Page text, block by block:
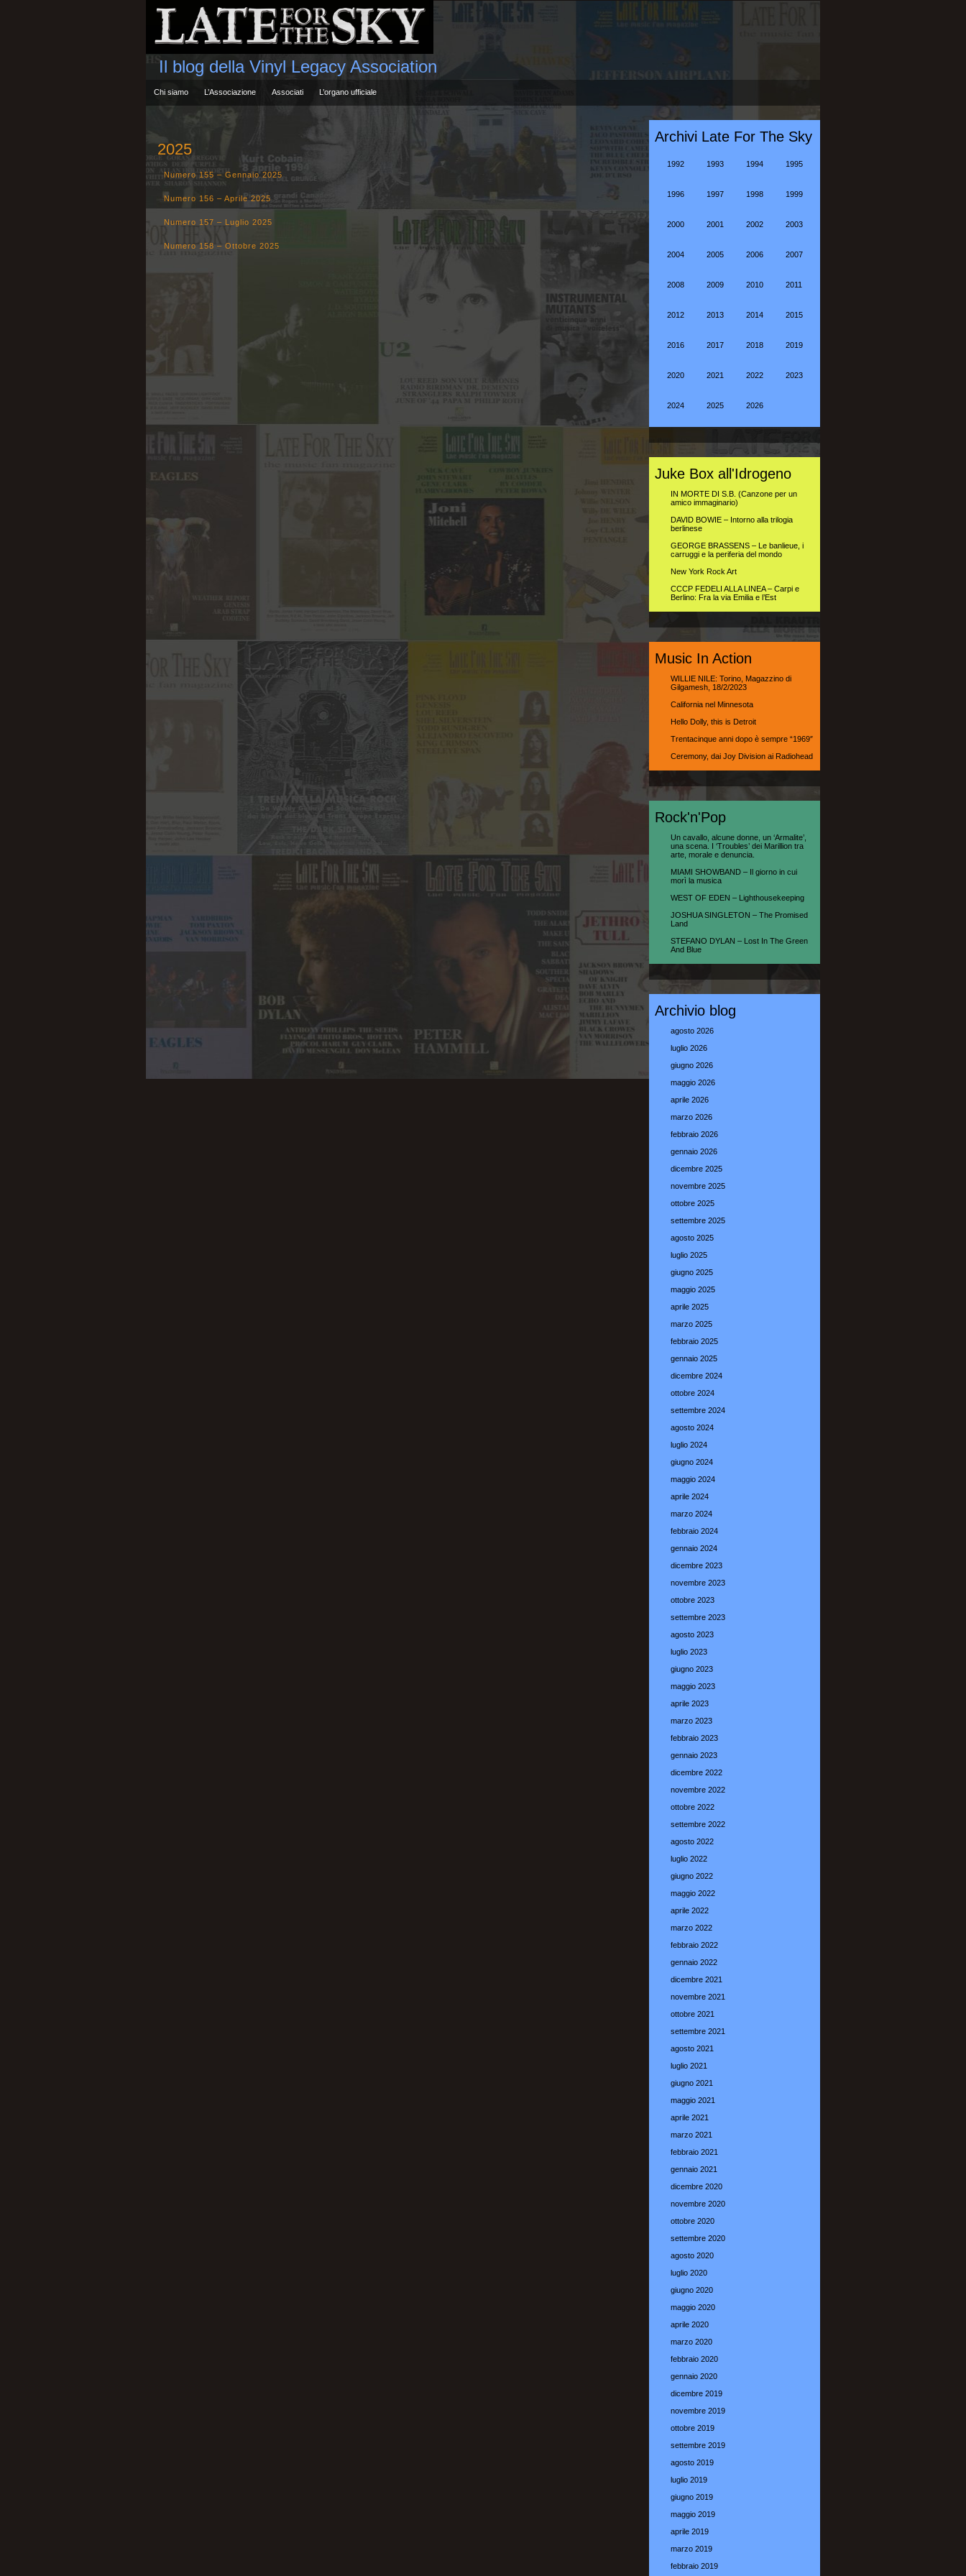
Il blog della Vinyl Legacy Association
Chi siamo L’Associazione Associati L’organo ufficiale
2025
Numero 155 – Gennaio 2025
Numero 156 – Aprile 2025
Numero 157 – Luglio 2025
Numero 158 – Ottobre 2025
Archivi Late For The Sky
1992 1993 1994 1995
1996 1997 1998 1999
2000 2001 2002 2003
2004 2005 2006 2007
2008 2009 2010 2011
2012 2013 2014 2015
2016 2017 2018 2019
2020 2021 2022 2023
2024 2025 2026
Juke Box all'Idrogeno
IN MORTE DI S.B. (Canzone per un
amico immaginario)
DAVID BOWIE – Intorno alla trilogia
berlinese
GEORGE BRASSENS – Le banlieue, i
carruggi e la periferia del mondo
New York Rock Art
CCCP FEDELI ALLA LINEA – Carpi e
Berlino: Fra la via Emilia e l’Est
Music In Action
WILLIE NILE: Torino, Magazzino di
Gilgamesh, 18/2/2023
California nel Minnesota
Hello Dolly, this is Detroit
Trentacinque anni dopo è sempre “1969″
Ceremony, dai Joy Division ai Radiohead
Rock'n'Pop
Un cavallo, alcune donne, un ‘Armalite’,
una scena. I ‘Troubles’ dei Marillion tra
arte, morale e denuncia.
MIAMI SHOWBAND – Il giorno in cui
morì la musica
WEST OF EDEN – Lighthousekeeping
JOSHUA SINGLETON – The Promised
Land
STEFANO DYLAN – Lost In The Green
And Blue
Archivio blog
agosto 2026
luglio 2026
giugno 2026
maggio 2026
aprile 2026
marzo 2026
febbraio 2026
gennaio 2026
dicembre 2025
novembre 2025
ottobre 2025
settembre 2025
agosto 2025
luglio 2025
giugno 2025
maggio 2025
aprile 2025
marzo 2025
febbraio 2025
gennaio 2025
dicembre 2024
ottobre 2024
settembre 2024
agosto 2024
luglio 2024
giugno 2024
maggio 2024
aprile 2024
marzo 2024
febbraio 2024
gennaio 2024
dicembre 2023
novembre 2023
ottobre 2023
settembre 2023
agosto 2023
luglio 2023
giugno 2023
maggio 2023
aprile 2023
marzo 2023
febbraio 2023
gennaio 2023
dicembre 2022
novembre 2022
ottobre 2022
settembre 2022
agosto 2022
luglio 2022
giugno 2022
maggio 2022
aprile 2022
marzo 2022
febbraio 2022
gennaio 2022
dicembre 2021
novembre 2021
ottobre 2021
settembre 2021
agosto 2021
luglio 2021
giugno 2021
maggio 2021
aprile 2021
marzo 2021
febbraio 2021
gennaio 2021
dicembre 2020
novembre 2020
ottobre 2020
settembre 2020
agosto 2020
luglio 2020
giugno 2020
maggio 2020
aprile 2020
marzo 2020
febbraio 2020
gennaio 2020
dicembre 2019
novembre 2019
ottobre 2019
settembre 2019
agosto 2019
luglio 2019
giugno 2019
maggio 2019
aprile 2019
marzo 2019
febbraio 2019